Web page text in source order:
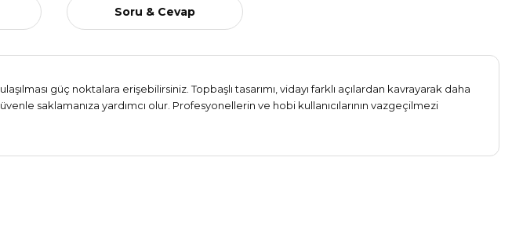
Soru & Cevap
güç noktalara erişebilirsiniz. Topbaşlı tasarımı, vidayı farklı açılardan kavrayarak daha
saklamanıza yardımcı olur. Profesyonellerin ve hobi kullanıcılarının vazgeçilmezi